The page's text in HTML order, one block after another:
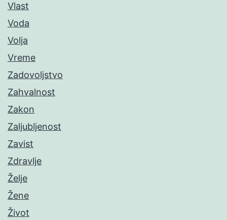
Vlast
Voda
Volja
Vreme
Zadovoljstvo
Zahvalnost
Zakon
Zaljubljenost
Zavist
Zdravlje
Želje
Žene
Život